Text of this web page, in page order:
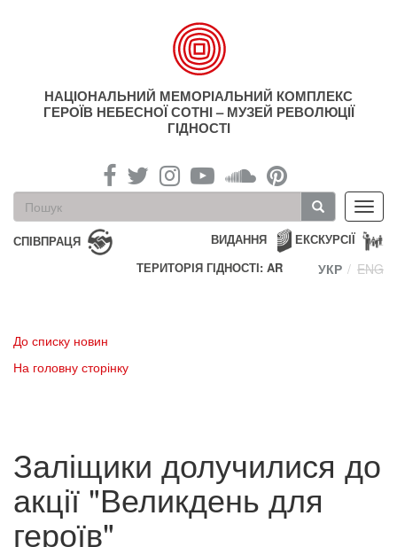
НАЦІОНАЛЬНИЙ МЕМОРІАЛЬНИЙ КОМПЛЕКС
ГЕРОЇВ НЕБЕСНОЇ СОТНІ – МУЗЕЙ РЕВОЛЮЦІЇ
ГІДНОСТІ
Пошукова
форма
Пошук
СПІВПРАЦЯ ЕКСКУРСІЇ
ВИДАННЯ
ТЕРИТОРІЯ ГІДНОСТІ: AR
УКР ENG
До списку новин
На головну сторінку
Заліщики долучилися до
акції "Великдень для
героїв"